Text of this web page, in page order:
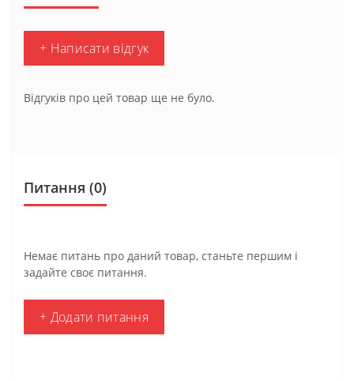
+ Написати відгук
Відгуків про цей товар ще не було.
Питання (0)
Немає питань про даний товар, станьте першим і
задайте своє питання.
+ Додати питання